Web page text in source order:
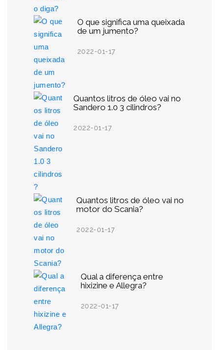
O que significa uma queixada
de um jumento?
2022-01-17
Quantos litros de óleo vai no
Sandero 1.0 3 cilindros?
2022-01-17
Quantos litros de óleo vai no
motor do Scania?
2022-01-17
Qual a diferença entre
hixizine e Allegra?
2022-01-17